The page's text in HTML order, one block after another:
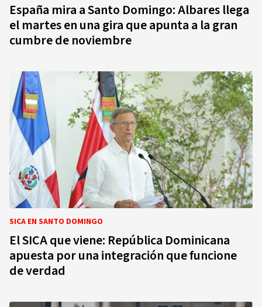
España mira a Santo Domingo: Albares llega
el martes en una gira que apunta a la gran
cumbre de noviembre
SICA EN SANTO DOMINGO
El SICA que viene: República Dominicana
apuesta por una integración que funcione
de verdad